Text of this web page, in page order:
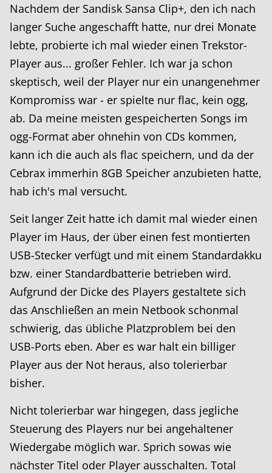
Nachdem der Sandisk Sansa Clip+, den ich nach
langer Suche angeschafft hatte, nur drei Monate
lebte, probierte ich mal wieder einen Trekstor-
Player aus... großer Fehler. Ich war ja schon
skeptisch, weil der Player nur ein unangenehmer
Kompromiss war - er spielte nur flac, kein ogg,
ab. Da meine meisten gespeicherten Songs im
ogg-Format aber ohnehin von CDs kommen,
kann ich die auch als flac speichern, und da der
Cebrax immerhin 8GB Speicher anzubieten hatte,
hab ich's mal versucht.
Seit langer Zeit hatte ich damit mal wieder einen
Player im Haus, der über einen fest montierten
USB-Stecker verfügt und mit einem Standardakku
bzw. einer Standardbatterie betrieben wird.
Aufgrund der Dicke des Players gestaltete sich
das Anschließen an mein Netbook schonmal
schwierig, das übliche Platzproblem bei den
USB-Ports eben. Aber es war halt ein billiger
Player aus der Not heraus, also tolerierbar
bisher.
Nicht tolerierbar war hingegen, dass jegliche
Steuerung des Players nur bei angehaltener
Wiedergabe möglich war. Sprich sowas wie
nächster Titel oder Player ausschalten. Total